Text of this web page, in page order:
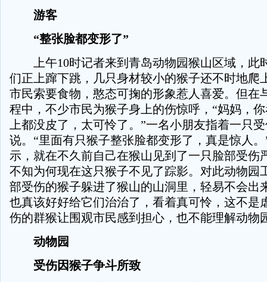
游客
“整张脸都变形了”
上午10时记者来到青岛动物园猴山区域，此
们正上蹿下跳，几只身材较小的猴子还不时地爬
市民索要食物，憨态可掬的形象惹人喜爱。但在
程中，不少市民为猴子身上的伤惊呼，“妈妈，
上都没皮了，太可怜了。”一名小朋友指着一只
说。“里面有只猴子整张脸都变形了，真是惊人
示，就在不久前自己在猴山见到了一只脸部受伤
不知为何现在这只猴子不见了踪影。对此动物园
部受伤的猴子躲进了猴山的山洞里，轻易不会出
也真该好好给它们治治了，看着真可怜，这不是
伤的群猴让围观市民感到担心，也不能理解动物
动物园
受伤因猴子争斗所致